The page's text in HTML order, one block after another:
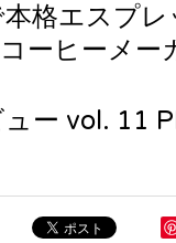
格エスプレ
ーヒーメー
ー vol. 11